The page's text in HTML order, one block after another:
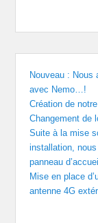
Nouveau : Nous
avec Nemo…!
Création de
Changement de
Suite à la mise
installation,
panneau
Mise en place
antenne 4G